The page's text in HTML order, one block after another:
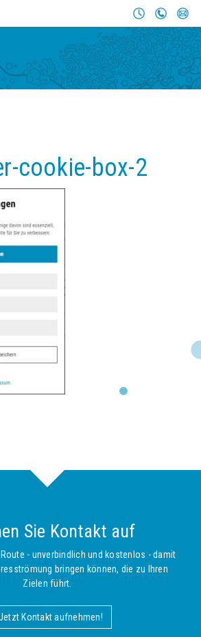
cookie-box-2
Sie Kontakt auf
- unverbindlich und kostenlos - damit
bringen können, die zu Ihren
Zielen führt.
Kontakt aufnehmen!